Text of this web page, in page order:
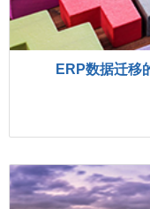
ERP数据迁移